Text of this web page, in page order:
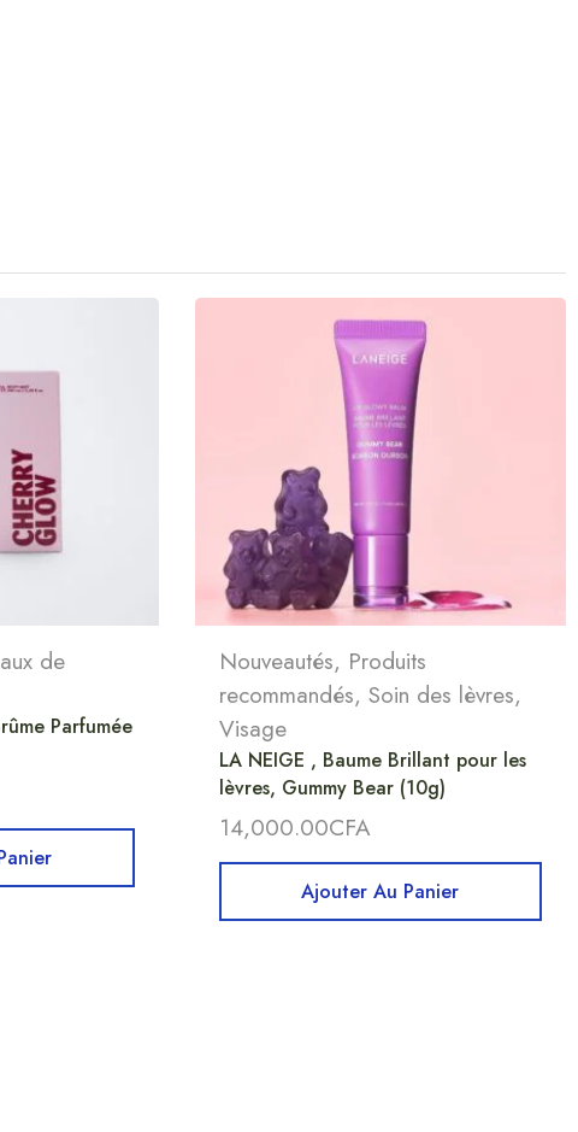
de
Parfumée
Nouveautés, Produits
recommandés, Soin des lèvres,
Visage
LA NEIGE , Baume Brillant pour les
lèvres, Gummy Bear (10g)
14,000.00CFA
Ajouter Au Panier